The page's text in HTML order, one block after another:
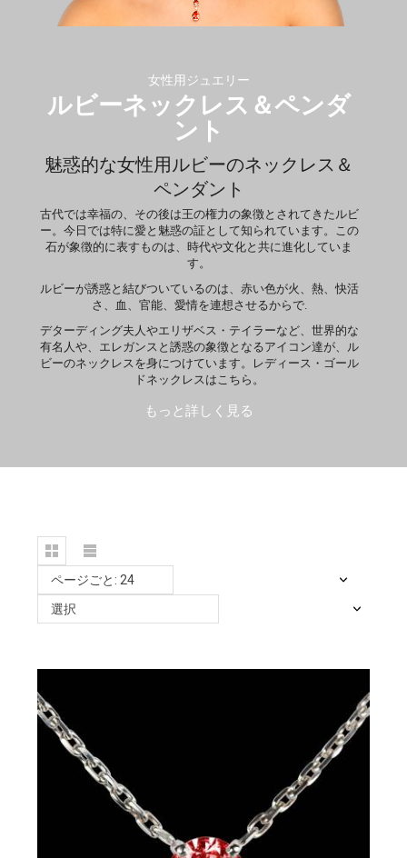
女性用ジュエリー
ルビーネックレス＆ペンダ
ント
魅惑的な女性用ルビーのネックレス＆
ペンダント
古代では幸福の、その後は王の権力の象徴とされてきたルビ
ー。今日では特に愛と魅惑の証として知られています。この
石が象徴的に表すものは、時代や文化と共に進化していま
す。
ルビーが誘惑と結びついているのは、赤い色が火、熱、快活
さ、血、官能、愛情を連想させるからで.
デターディング夫人やエリザベス・テイラーなど、世界的な
有名人や、エレガンスと誘惑の象徴となるアイコン達が、ル
ビーのネックレスを身につけています。レディース・ゴール
ドネックレスはこちら。
もっと詳しく見る
ページごと: 24
選択